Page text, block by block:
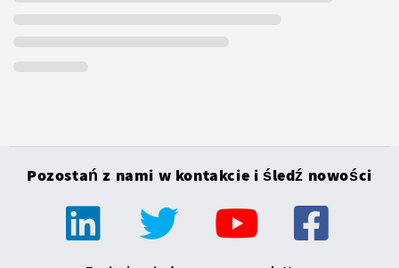
Pozostań z nami w kontakcie i śledź nowości